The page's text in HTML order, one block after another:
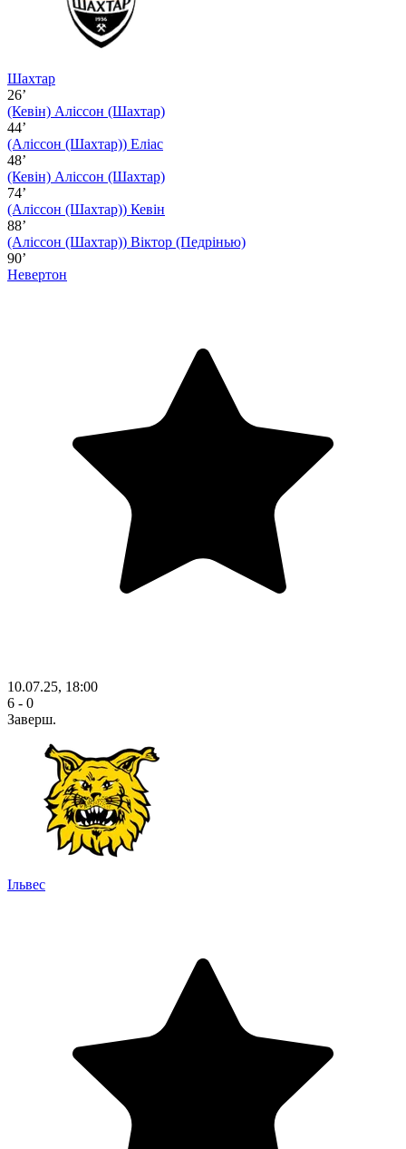
Шахтар
26’
(Кевін) Аліссон (Шахтар)
44’
(Аліссон (Шахтар)) Еліас
48’
(Кевін) Аліссон (Шахтар)
74’
(Аліссон (Шахтар)) Кевін
88’
(Аліссон (Шахтар)) Віктор (Педрінью)
90’
Невертон
10.07.25, 18:00
6 - 0
Заверш.
Ільвес